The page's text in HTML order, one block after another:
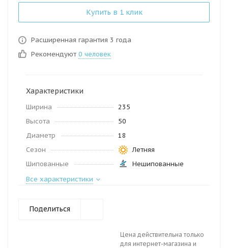
Купить в 1 клик
Расширенная гарантия 3 года
Рекомендуют 0 человек
Характеристики
Ширина
235
Высота
50
Диаметр
18
Сезон
Летняя
Шипованные
Нешипованные
Все характеристики
Поделиться
Цена действительна только
для интернет-магазина и